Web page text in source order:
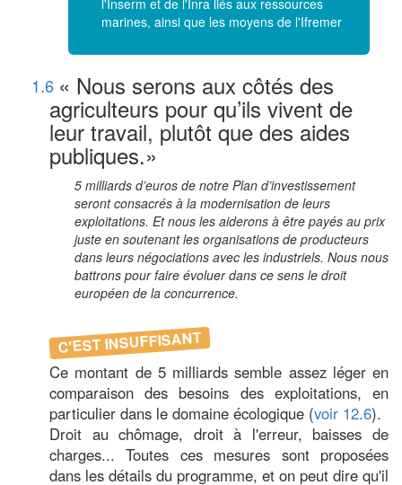
l'Inserm et de l'Inra liés aux ressources
marines, ainsi que les moyens de l'Ifremer
1.6 « Nous serons aux côtés des
agriculteurs pour qu’ils vivent de
leur travail, plutôt que des aides
publiques.»
5 milliards d’euros de notre Plan d’investissement
seront consacrés à la modernisation de leurs
exploitations. Et nous les aiderons à être payés au prix
juste en soutenant les organisations de producteurs
dans leurs négociations avec les industriels. Nous nous
battrons pour faire évoluer dans ce sens le droit
européen de la concurrence.
C'EST INSUFFISANT
Ce montant de 5 milliards semble assez léger en
comparaison des besoins des exploitations, en
particulier dans le domaine écologique (voir 12.6).
Droit au chômage, droit à l'erreur, baisses de
charges... Toutes ces mesures sont proposées
dans les détails du programme, et on peut dire qu'il